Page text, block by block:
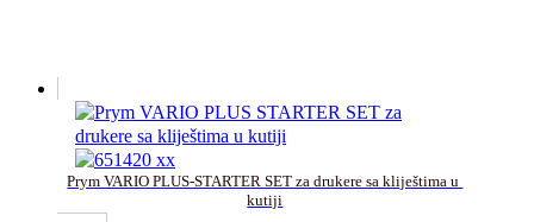
Prym VARIO PLUS-STARTER SET za drukere sa kliještima u
kutiji